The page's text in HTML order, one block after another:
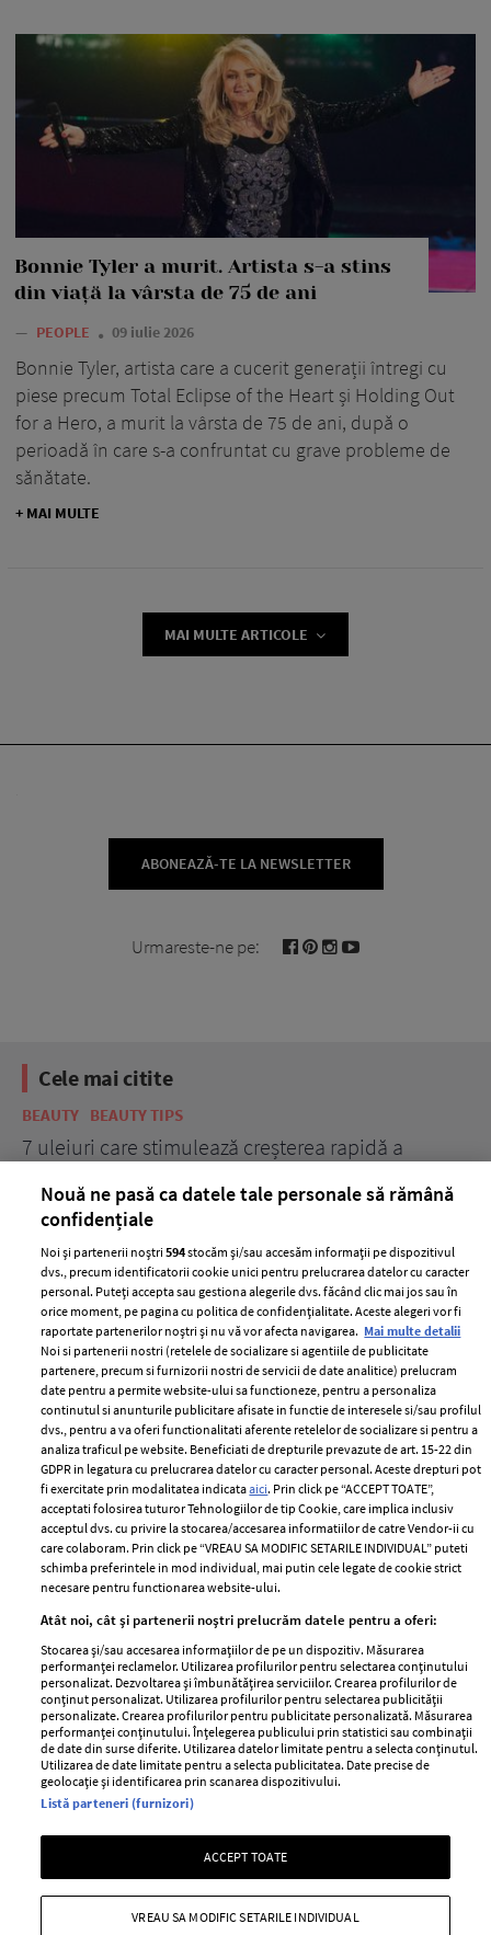
Bonnie Tyler a murit. Artista s-a stins
din viață la vârsta de 75 de ani
— PEOPLE 09 iulie 2026
Bonnie Tyler, artista care a cucerit generații întregi cu
piese precum Total Eclipse of the Heart și Holding Out
for a Hero, a murit la vârsta de 75 de ani, după o
perioadă în care s-a confruntat cu grave probleme de
sănătate.
+ MAI MULTE
MAI MULTE ARTICOLE
ABONEAZĂ-TE LA NEWSLETTER
Urmareste-ne pe:
Cele mai citite
BEAUTY BEAUTY TIPS
7 uleiuri care stimulează creșterea rapidă a
ELLE Style Awards
2024
Despre ELLE
Romania
Contact
Abonamente
Termeni si conditii
Politica de
confidențialitate
Politica de cookies
Publicitate
GSP
Unica
Baby
Retete
femei
Viva
Avantaje
Retete practice
Pariază responsabil! Decizia ONJN nr. 821/25.09.2025.
Jocurile de noroc sunt interzise minorilor.
Copyright © 2026 Ringier Romania SRL
Nouă ne pasă ca datele tale personale să rămână
confidențiale
Noi și partenerii noștri594stocăm și/sau accesăm informații pe dispozitivul
dvs., precum identificatorii cookie unici pentru prelucrarea datelor cu caracter
personal. Puteți accepta sau gestiona alegerile dvs. făcând clic mai jos sau în
orice moment, pe pagina cu politica de confidențialitate. Aceste alegeri vor fi
raportate partenerilor noștri și nu vă vor afecta navigarea. Mai multe detalii
Noi si partenerii nostri (retelele de socializare si agentiile de publicitate
partenere, precum si furnizorii nostri de servicii de date analitice) prelucram
date pentru a permite website-ului sa functioneze, pentru a personaliza
continutul si anunturile publicitare afisate in functie de interesele si/sau profilul
dvs., pentru a va oferi functionalitati aferente retelelor de socializare si pentru a
analiza traficul pe website. Beneficiati de drepturile prevazute de art. 15-22 din
GDPR in legatura cu prelucrarea datelor cu caracter personal. Aceste drepturi pot
fi exercitate prin modalitatea indicataaici. Prin click pe “ACCEPT TOATE”,
acceptati folosirea tuturor Tehnologiilor de tip Cookie, care implica inclusiv
acceptul dvs. cu privire la stocarea/accesarea informatiilor de catre Vendor-ii cu
care colaboram. Prin click pe “VREAU SA MODIFIC SETARILE INDIVIDUAL” puteti
schimba preferintele in mod individual, mai putin cele legate de cookie strict
necesare pentru functionarea website-ului.
Atât noi, cât și partenerii noștri prelucrăm datele pentru a oferi:
Stocarea și/sau accesarea informațiilor de pe un dispozitiv. Măsurarea
performanței reclamelor. Utilizarea profilurilor pentru selectarea conținutului
personalizat. Dezvoltarea și îmbunătățirea serviciilor. Crearea profilurilor de
conținut personalizat. Utilizarea profilurilor pentru selectarea publicității
personalizate. Crearea profilurilor pentru publicitate personalizată. Măsurarea
performanței conținutului. Înțelegerea publicului prin statistici sau combinații
de date din surse diferite. Utilizarea datelor limitate pentru a selecta conținutul.
Utilizarea de date limitate pentru a selecta publicitatea. Date precise de
geolocație și identificarea prin scanarea dispozitivului.
Listă parteneri (furnizori)
ACCEPT TOATE
VREAU SA MODIFIC SETARILE INDIVIDUAL